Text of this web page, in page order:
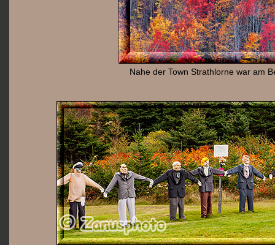
Nahe der Town Strathlorne war am